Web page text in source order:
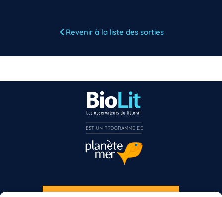
Revenir à la liste des sorties